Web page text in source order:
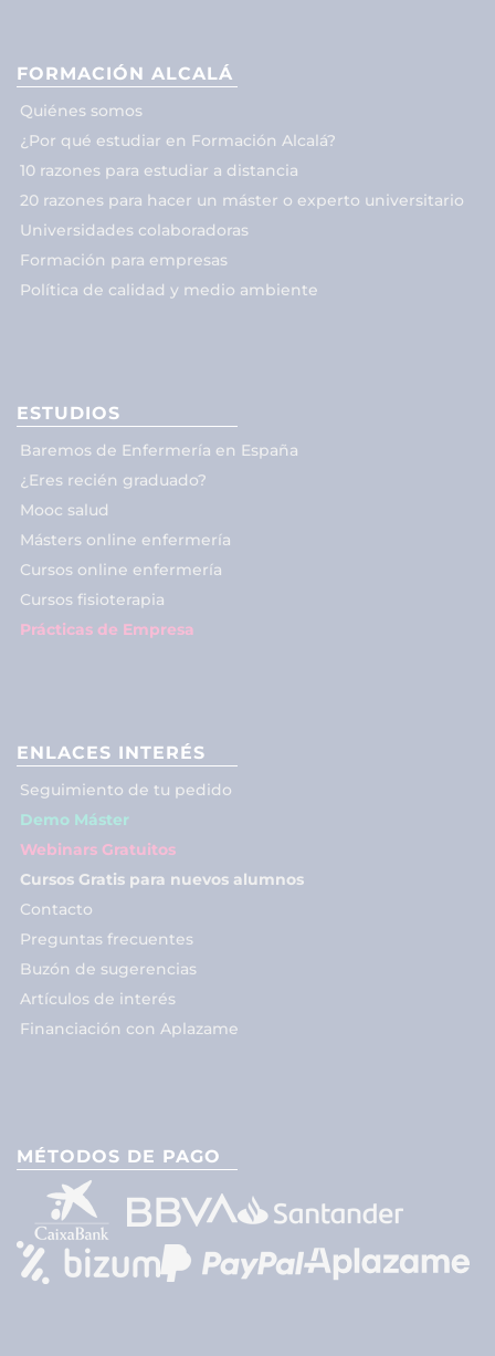
FORMACIÓN ALCALÁ
Quiénes somos
¿Por qué estudiar en Formación Alcalá?
10 razones para estudiar a distancia
20 razones para hacer un máster o experto universitario
Universidades colaboradoras
Formación para empresas
Política de calidad y medio ambiente
ESTUDIOS
Baremos de Enfermería en España
¿Eres recién graduado?
Mooc salud
Másters online enfermería
Cursos online enfermería
Cursos fisioterapia
Prácticas de Empresa
ENLACES INTERÉS
Seguimiento de tu pedido
Demo Máster
Webinars Gratuitos
Cursos Gratis para nuevos alumnos
Contacto
Preguntas frecuentes
Buzón de sugerencias
Artículos de interés
Financiación con Aplazame
MÉTODOS DE PAGO